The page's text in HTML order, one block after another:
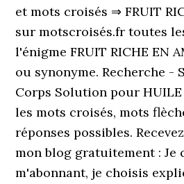
et mots croisés ⇒ FRUIT
sur motscroisés.fr toutes
l'énigme FRUIT RICHE EN
ou synonyme. Recherche -
Corps Solution pour HUILE
les mots croisés, mots
réponses possibles.
mon blog gratuitement : Je
m'abonnant, je choisis